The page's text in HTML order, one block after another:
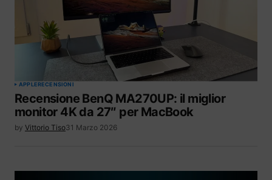
APPLERECENSIONI
Recensione BenQ MA270UP: il miglior
monitor 4K da 27″ per MacBook
by Vittorio Tiso31 Marzo 2026